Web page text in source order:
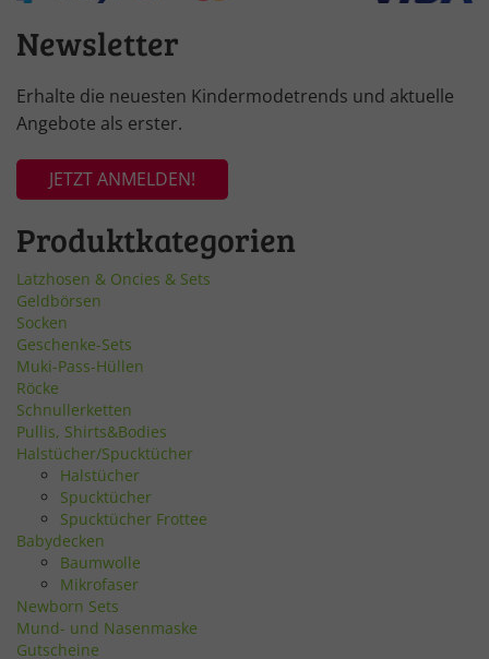
Newsletter
Erhalte die neuesten Kindermodetrends und aktuelle
Angebote als erster.
JETZT ANMELDEN!
Produktkategorien
Latzhosen & Oncies & Sets
Geldbörsen
Socken
Geschenke-Sets
Muki-Pass-Hüllen
Röcke
Schnullerketten
Pullis, Shirts&Bodies
Halstücher/Spucktücher
Halstücher
Spucktücher
Spucktücher Frottee
Babydecken
Baumwolle
Mikrofaser
Newborn Sets
Mund- und Nasenmaske
Gutscheine